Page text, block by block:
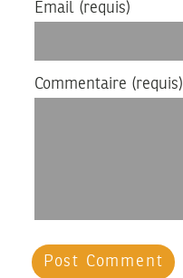
Email (requis)
Commentaire (requis)